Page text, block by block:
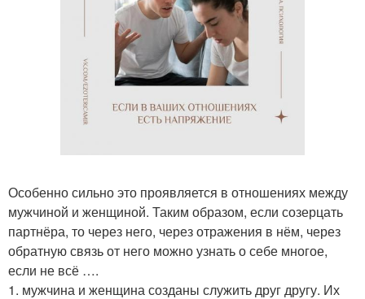
Особенно сильно это проявляется в отношениях между
мужчиной и женщиной. Таким образом, если созерцать
партнёра, то через него, через отражения в нём, через
обратную связь от него можно узнать о себе многое,
если не всё ….
1. мужчина и женщина созданы служить друг другу. Их